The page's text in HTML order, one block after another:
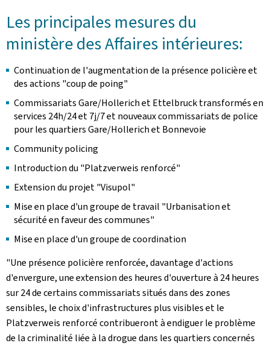
Les principales mesures du
ministère des Affaires intérieures:
Continuation de l'augmentation de la présence policière et
des actions "coup de poing"
Commissariats Gare/Hollerich et Ettelbruck transformés en
services 24h/24 et 7j/7 et nouveaux commissariats de police
pour les quartiers Gare/Hollerich et Bonnevoie
Community policing
Introduction du "Platzverweis renforcé"
Extension du projet "Visupol"
Mise en place d'un groupe de travail "Urbanisation et
sécurité en faveur des communes"
Mise en place d'un groupe de coordination
"Une présence policière renforcée, davantage d'actions
d'envergure, une extension des heures d'ouverture à 24 heures
sur 24 de certains commissariats situés dans des zones
sensibles, le choix d'infrastructures plus visibles et le
Platzverweis renforcé contribueront à endiguer le problème
de la criminalité liée à la drogue dans les quartiers concernés